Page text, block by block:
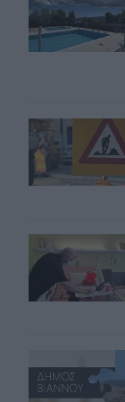
Προσωρινή
Ο